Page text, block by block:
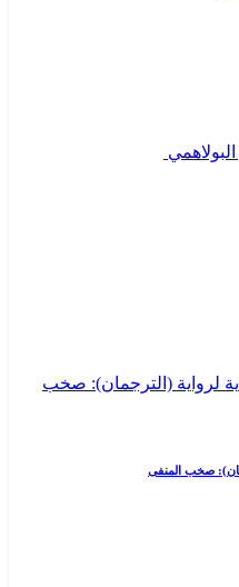
صخب المنفى